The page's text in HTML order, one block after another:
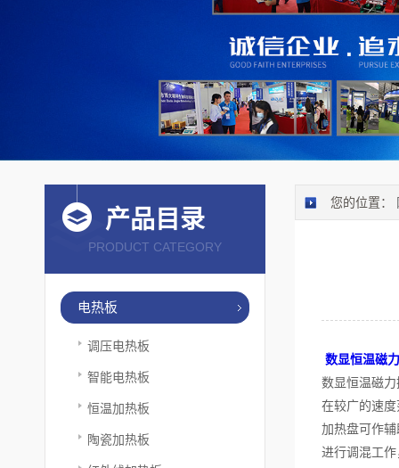
产品目录
PRODUCT CATEGORY
电热板
调压电热板
智能电热板
恒温加热板
陶瓷加热板
您的位置：
数显恒温磁
数显恒温磁
在较广的速
加热盘可作
进行调混工